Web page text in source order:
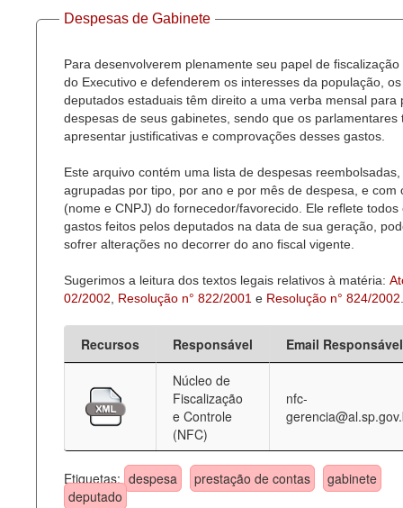
Perguntas frequentes
Despesas de Gabinete
Para desenvolverem plenamente seu papel de fiscalização
do Executivo e defenderem os interesses da população, os
deputados estaduais têm direito a uma verba mensal para
despesas de seus gabinetes, sendo que os parlamentares
apresentar justificativas e comprovações desses gastos.
Este arquivo contém uma lista de despesas reembolsadas,
agrupadas por tipo, por ano e por mês de despesa, e com
(nome e CNPJ) do fornecedor/favorecido. Ele reflete todos
gastos feitos pelos deputados na data de sua geração,
sofrer alterações no decorrer do ano fiscal vigente.
Sugerimos a leitura dos textos legais relativos à matéria:
02/2002
Resolução n° 822/2001 e Resolução n° 824/2002
Recursos Responsável
Email Responsável
Núcleo de
Fiscalização
e Controle
(NFC)
nfc-
Etiquetas: despesa prestação de contas
gabinete
deputado